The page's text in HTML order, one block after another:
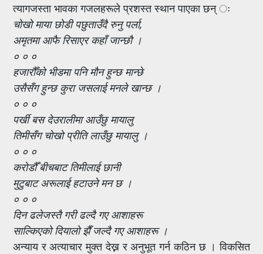
त्यागजस्ता भावका गजलहरूले प्रशस्त स्थान पाएका छन् ः
चोखो माया छोडी पछुताउँदै रुनु पर्ला,
अमृतमा आफै रिसाएर कहाँ जान्छौ ।
० ० ०
हजारौँको भीडमा पनि मौन हुन्छ मान्छे
उसैसँग हुन्छ कुरा जसलाई मनले खान्छ ।
० ० ०
पर्खी बस देउरालीमा आउँछु मायालु
तिमीसँग चोखो प्रीति लाउँछु मायालु ।
० ० ०
करोडौँ बीचबाट तिमीलाई छानी
मुटुबाट अरूलाई हटाउने मन छ ।
० ० ०
दिन ढलेजस्तै गरी ढल्दै गए आशाहरू
साल्किएको दियालो झैँ जल्दै गए आशाहरू ।
अन्याय र अत्याचार मुक्त देख्न र अनुभूत गर्न कठिन छ । विकसित